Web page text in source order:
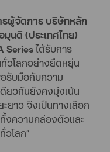
ผู้จัดการ บริษัทหลัก
นดิ (ประเทศไทย)
Seriesได้รับการ
วโลกอย่างยืดหยุ่น
รับมือกับความ
ยวกันยังคงมุ่งเน้น
ยาว จึงเป็นทางเลือก
งความคล่องตัวและ
โลก”